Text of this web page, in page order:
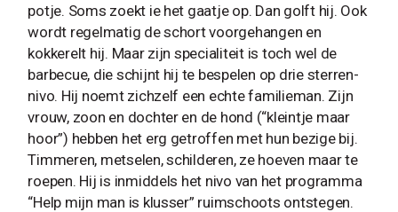
potje. Soms zoekt ie het gaatje op. Dan golft hij. Ook
wordt regelmatig de schort voorgehangen en
kokkerelt hij. Maar zijn specialiteit is toch wel de
barbecue, die schijnt hij te bespelen op drie sterren-
nivo. Hij noemt zichzelf een echte familieman. Zijn
vrouw, zoon en dochter en de hond (“kleintje maar
hoor”) hebben het erg getroffen met hun bezige bij.
Timmeren, metselen, schilderen, ze hoeven maar te
roepen. Hij is inmiddels het nivo van het programma
“Help mijn man is klusser” ruimschoots ontstegen.